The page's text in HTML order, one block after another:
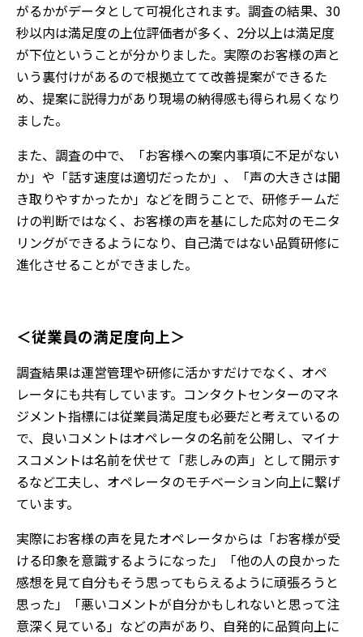
がるかがデータとして可視化されます。調査の結果、30
秒以内は満足度の上位評価者が多く、2分以上は満足度
が下位ということが分かりました。実際のお客様の声と
いう裏付けがあるので根拠立てて改善提案ができるた
め、提案に説得力があり現場の納得感も得られ易くなり
ました。
また、調査の中で、「お客様への案内事項に不足がない
か」や「話す速度は適切だったか」、「声の大きさは聞
き取りやすかったか」などを問うことで、研修チームだ
けの判断ではなく、お客様の声を基にした応対のモニタ
リングができるようになり、自己満ではない品質研修に
進化させることができました。
＜従業員の満足度向上＞
調査結果は運営管理や研修に活かすだけでなく、オペ
レータにも共有しています。コンタクトセンターのマネ
ジメント指標には従業員満足度も必要だと考えているの
で、良いコメントはオペレータの名前を公開し、マイナ
スコメントは名前を伏せて「悲しみの声」として開示す
るなど工夫し、オペレータのモチベーション向上に繋げ
ています。
実際にお客様の声を見たオペレータからは「お客様が受
ける印象を意識するようになった」「他の人の良かった
感想を見て自分もそう思ってもらえるように頑張ろうと
思った」「悪いコメントが自分かもしれないと思って注
意深く見ている」などの声があり、自発的に品質向上に